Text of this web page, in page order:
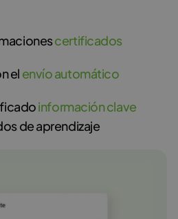
certificados
el envío automático
información clave
de aprendizaje